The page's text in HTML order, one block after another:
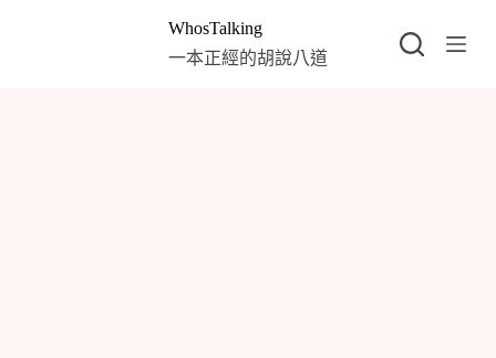
WhosTalking
一本正經的胡說八道